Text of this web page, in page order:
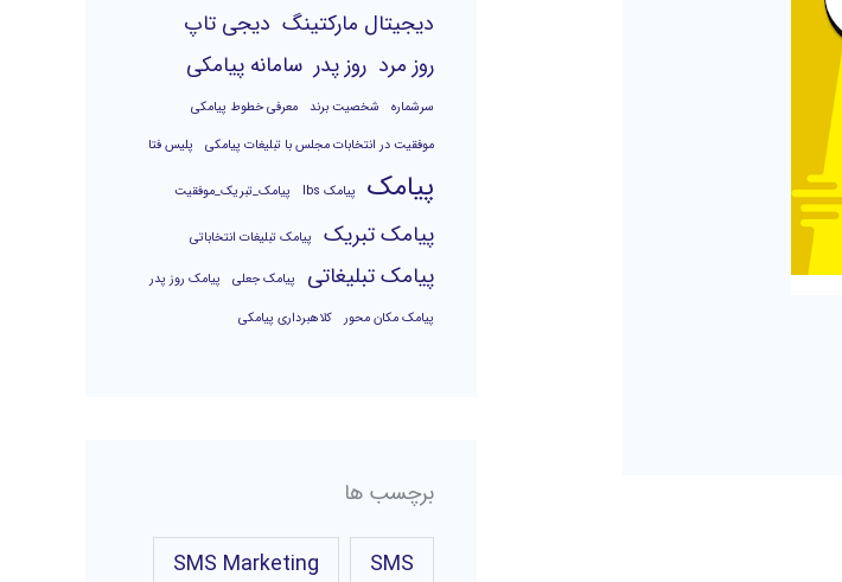
دیجیتال مارکتینگ دیجی تاپ
روز مرد روز پدر سامانه پیامکی
سرشماره شخصیت برند معرفی خطوط پیامکی
موفقیت در انتخابات مجلس با تبلیغات پیامکی
پلیس فتا
پیامک پیامک lbs پیامک_تبریک_موفقیت
پیامک تبریک پیامک تبلیغات انتخاباتی
پیامک تبلیغاتی پیامک جعلی
پیامک روز پدر
پیامک مکان محور کلاهبرداری پیامکی
برچسب ها
SMS
SMS Marketing